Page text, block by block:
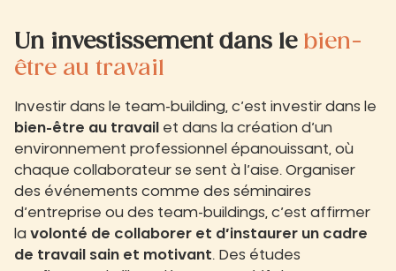
Un investissement dans le bien-
être au travail
Investir dans le team-building, c’est investir dans le
bien-être au travail et dans la création d’un
environnement professionnel épanouissant, où
chaque collaborateur se sent à l’aise. Organiser
des événements comme des séminaires
d’entreprise ou des team-buildings, c’est affirmer
la volonté de collaborer et d’instaurer un cadre
de travail sain et motivant. Des études